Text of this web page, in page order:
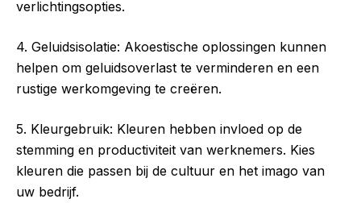
verlichtingsopties.
4. Geluidsisolatie: Akoestische oplossingen kunnen
helpen om geluidsoverlast te verminderen en een
rustige werkomgeving te creëren.
5. Kleurgebruik: Kleuren hebben invloed op de
stemming en productiviteit van werknemers. Kies
kleuren die passen bij de cultuur en het imago van
uw bedrijf.